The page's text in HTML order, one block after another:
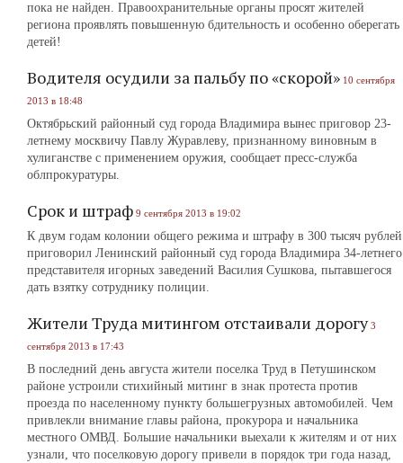
пока не найден. Правоохранительные органы просят жителей
региона проявлять повышенную бдительность и особенно оберегать
детей!
Водителя осудили за пальбу по «скорой» 10 сентября
2013 в 18:48
Октябрьский районный суд города Владимира вынес приговор 23-
летнему москвичу Павлу Журавлеву, признанному виновным в
хулиганстве с применением оружия, сообщает пресс-служба
облпрокуратуры.
Срок и штраф 9 сентября 2013 в 19:02
К двум годам колонии общего режима и штрафу в 300 тысяч рублей
приговорил Ленинский районный суд города Владимира 34-летнего
представителя игорных заведений Василия Сушкова, пытавшегося
дать взятку сотруднику полиции.
Жители Труда митингом отстаивали дорогу 3
сентября 2013 в 17:43
В последний день августа жители поселка Труд в Петушинском
районе устроили стихийный митинг в знак протеста против
проезда по населенному пункту большегрузных автомобилей. Чем
привлекли внимание главы района, прокурора и начальника
местного ОМВД. Большие начальники выехали к жителям и от них
узнали, что поселковую дорогу привели в порядок три года назад,